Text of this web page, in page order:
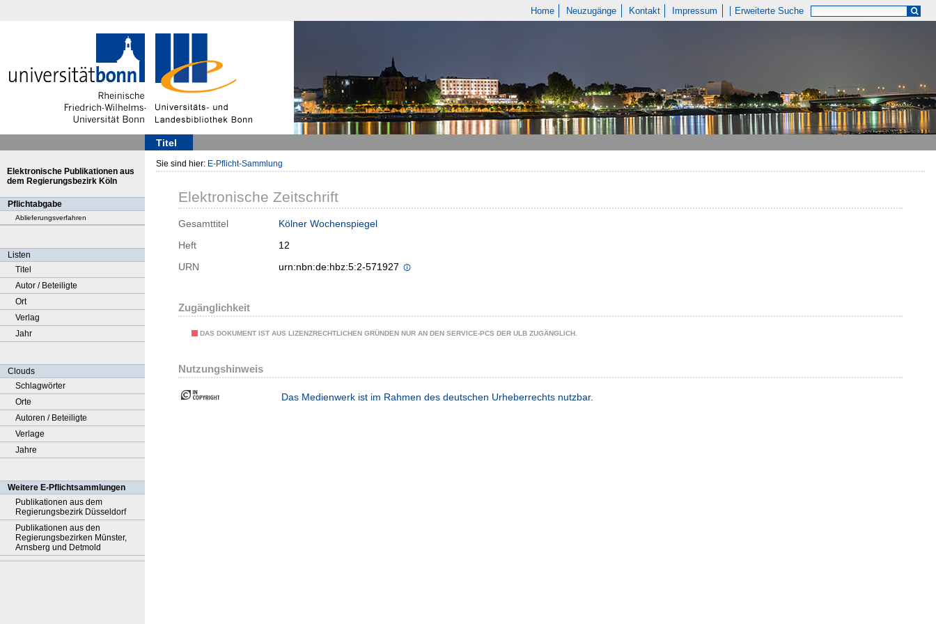
Home Neuzugänge Kontakt Impressum Erweiterte Suche
Titel
Elektronische Publikationen aus
dem Regierungsbezirk Köln
Pflichtabgabe
Ablieferungsverfahren
Listen
Titel
Autor / Beteiligte
Ort
Verlag
Jahr
Clouds
Schlagwörter
Orte
Autoren / Beteiligte
Verlage
Jahre
Weitere E-Pflichtsammlungen
Publikationen aus dem
Regierungsbezirk Düsseldorf
Publikationen aus den
Regierungsbezirken Münster,
Arnsberg und Detmold
Sie sind hier: E-Pflicht-Sammlung
Elektronische Zeitschrift
Gesamttitel
Kölner Wochenspiegel
Heft
12
URN
urn:nbn:de:hbz:5:2-571927
Zugänglichkeit
DAS DOKUMENT IST AUS LIZENZRECHTLICHEN GRÜNDEN NUR AN DEN SERVICE-PCS DER ULB ZUGÄNGLICH.
Nutzungshinweis
Das Medienwerk ist im Rahmen des deutschen Urheberrechts nutzbar.